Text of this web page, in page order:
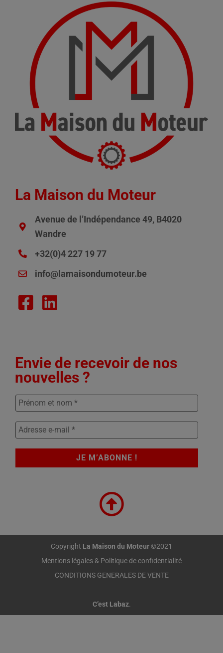
La Maison du Moteur
Avenue de l’Indépendance 49, B4020
Wandre
+32(0)4 227 19 77
info@lamaisondumoteur.be
Envie de recevoir de nos
nouvelles ?
Copyright La Maison du Moteur©2021
Mentions légales & Politique de confidentialité
CONDITIONS GENERALES DE VENTE
C’est Labaz.